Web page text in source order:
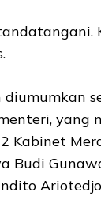
yang
Kabinet
Budi